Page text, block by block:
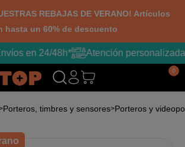
REBAJAS DE VERANO! Artículos
hasta un 60% de descuento
en 24/48h* Atención personalizada
0
Porteros, timbres y sensores Porteros y